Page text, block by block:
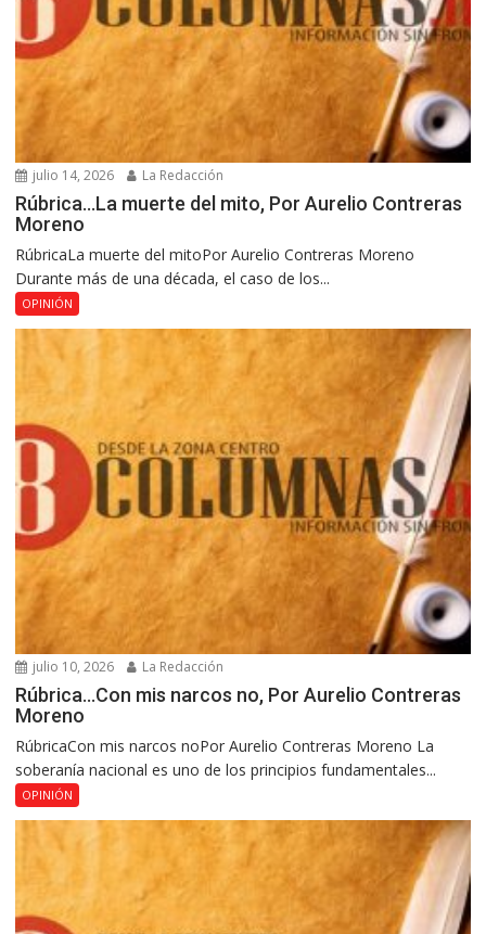
julio 14, 2026 La Redacción
Rúbrica…La muerte del mito, Por Aurelio Contreras
Moreno
RúbricaLa muerte del mitoPor Aurelio Contreras Moreno
Durante más de una década, el caso de los...
OPINIÓN
julio 10, 2026 La Redacción
Rúbrica…Con mis narcos no, Por Aurelio Contreras
Moreno
RúbricaCon mis narcos noPor Aurelio Contreras Moreno La
soberanía nacional es uno de los principios fundamentales...
OPINIÓN